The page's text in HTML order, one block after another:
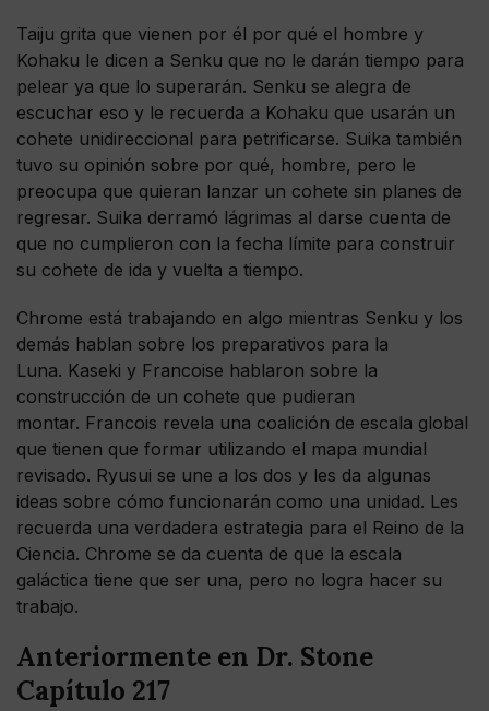
Taiju grita que vienen por él por qué el hombre y
Kohaku le dicen a Senku que no le darán tiempo para
pelear ya que lo superarán. Senku se alegra de
escuchar eso y le recuerda a Kohaku que usarán un
cohete unidireccional para petrificarse. Suika también
tuvo su opinión sobre por qué, hombre, pero le
preocupa que quieran lanzar un cohete sin planes de
regresar. Suika derramó lágrimas al darse cuenta de
que no cumplieron con la fecha límite para construir
su cohete de ida y vuelta a tiempo.
Chrome está trabajando en algo mientras Senku y los
demás hablan sobre los preparativos para la
Luna. Kaseki y Francoise hablaron sobre la
construcción de un cohete que pudieran
montar. Francois revela una coalición de escala global
que tienen que formar utilizando el mapa mundial
revisado. Ryusui se une a los dos y les da algunas
ideas sobre cómo funcionarán como una unidad. Les
recuerda una verdadera estrategia para el Reino de la
Ciencia. Chrome se da cuenta de que la escala
galáctica tiene que ser una, pero no logra hacer su
trabajo.
Anteriormente en Dr. Stone
Capítulo 217